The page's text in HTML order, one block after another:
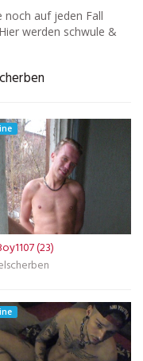
noch auf jeden Fall
werden schwule &
(23)